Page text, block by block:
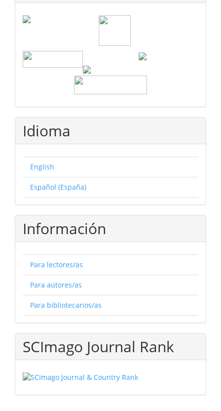
Idioma
English
Español (España)
Información
Para lectores/as
Para autores/as
Para bibliotecarios/as
SCImago Journal Rank